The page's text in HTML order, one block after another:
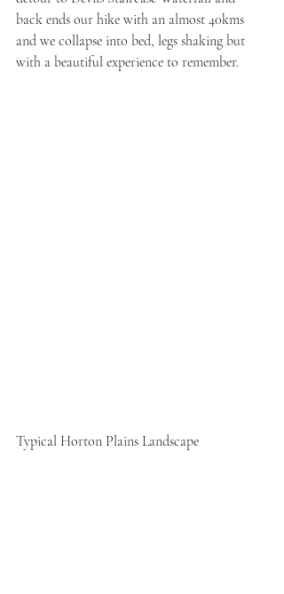
back ends our hike with an almost 40kms
and we collapse into bed, legs shaking but
with a beautiful experience to remember.
Typical Horton Plains Landscape